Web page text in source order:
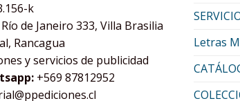
k
Río de Janeiro 333, Villa Brasilia
Rancagua
y servicios de publicidad
+569 87812952
Letras